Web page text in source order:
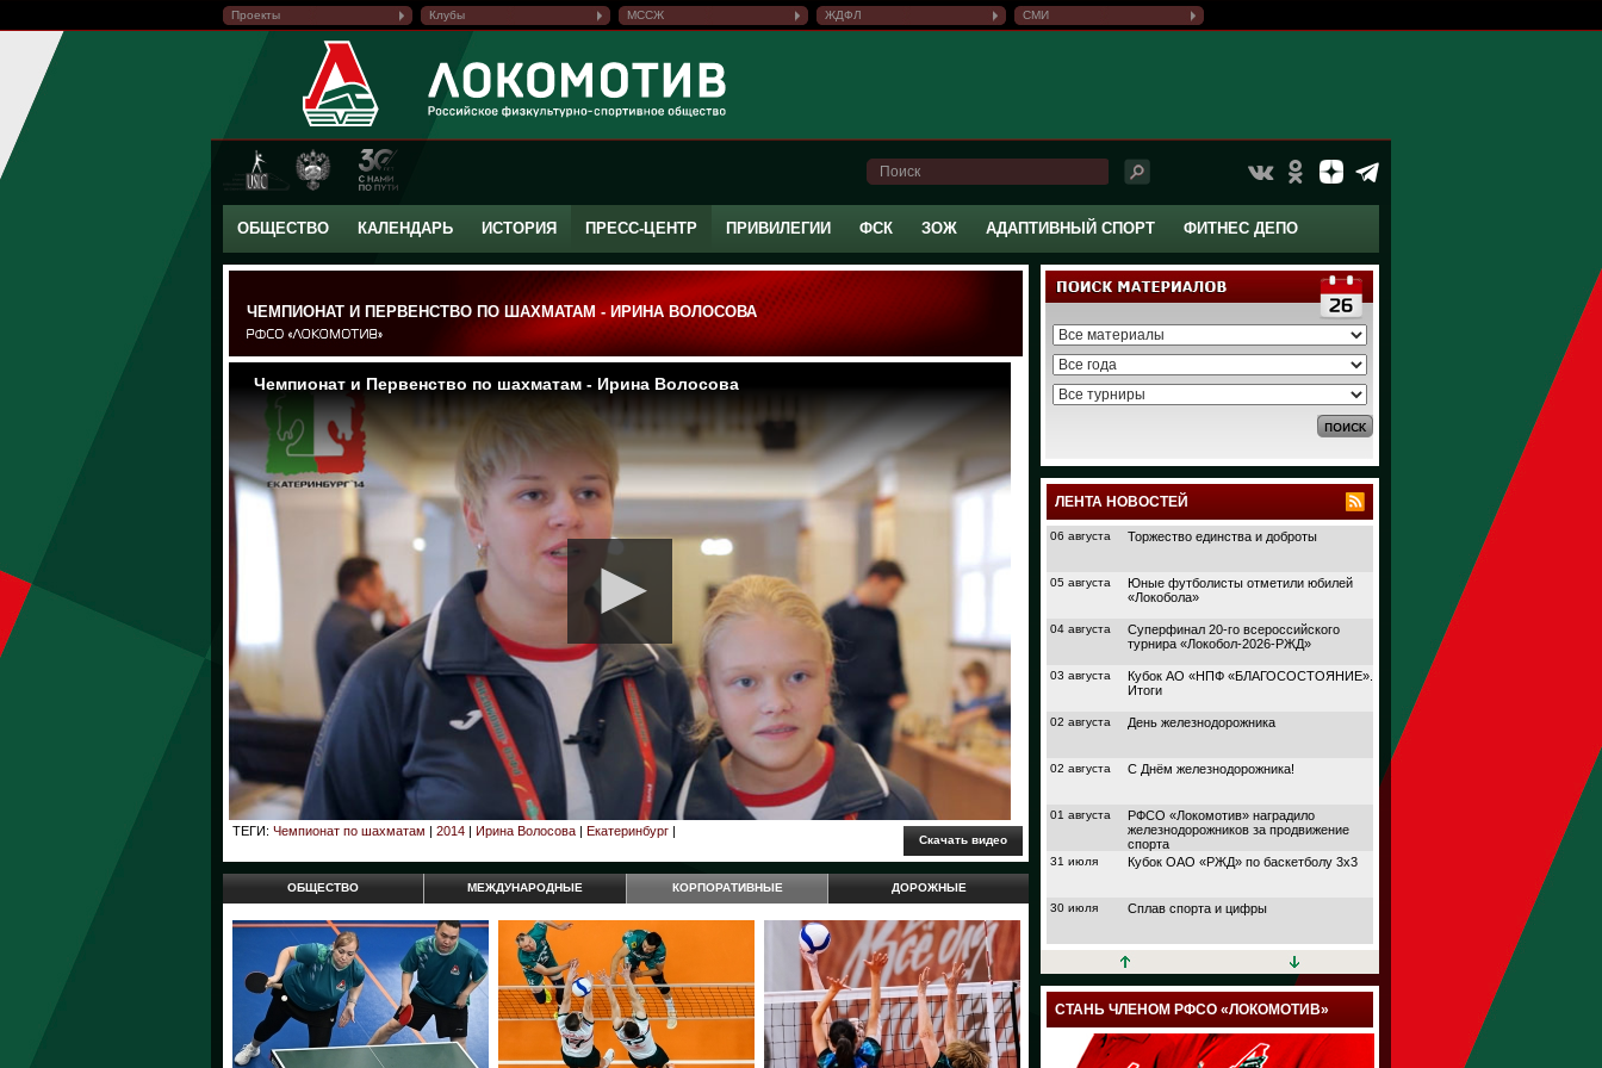
Проекты Клубы МССЖ ЖДФЛ СМИ
ОБЩЕСТВО КАЛЕНДАРЬ ИСТОРИЯ ПРЕСС-ЦЕНТР ПРИВИЛЕГИИ ФСК ЗОЖ АДАПТИВНЫЙ СПОРТ ФИТНЕС ДЕПО
ЧЕМПИОНАТ И ПЕРВЕНСТВО ПО ШАХМАТАМ - ИРИНА ВОЛОСОВА
ТЕГИ: Чемпионат по шахматам | 2014 | Ирина Волосова | Екатеринбург |
ОБЩЕСТВО МЕЖДУНАРОДНЫЕ КОРПОРАТИВНЫЕ ДОРОЖНЫЕ
ЛЕНТА НОВОСТЕЙ
06 августа Торжество единства и доброты
05 августа
Юные футболисты отметили юбилей
«Локобола»
04 августа
Суперфинал 20-го всероссийского
турнира «Локобол-2026-РЖД»
03 августа
Кубок АО «НПФ «БЛАГОСОСТОЯНИЕ».
Итоги
02 августа День железнодорожника
02 августа С Днём железнодорожника!
01 августа
РФСО «Локомотив» наградило
железнодорожников за продвижение
спорта
31 июля Кубок ОАО «РЖД» по баскетболу 3х3
30 июля Сплав спорта и цифры
27 июля
Кубок АО «НПФ
Дорога в большой спорт
23 июля Поймали волну удачи
СТАНЬ ЧЛЕНОМ РФСО «ЛОКОМОТИВ»